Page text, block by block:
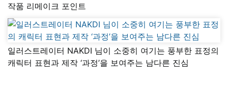
작품 리메이크 포인트
일러스트레이터 NAKDI 님이 소중히 여기는 풍부한 표정의
캐릭터 표현과 제작 ‘과정’을 보여주는 남다른 진심